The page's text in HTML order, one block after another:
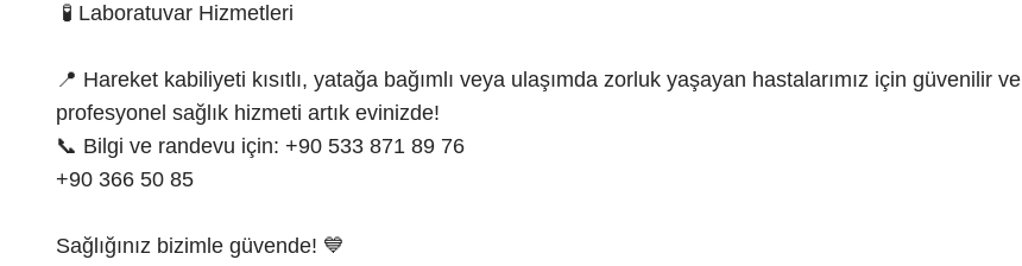
🧪 Laboratuvar Hizmetleri
📍 Hareket kabiliyeti kısıtlı, yatağa bağımlı veya ulaşımda zorluk yaşayan hastalarımız için güvenilir ve
profesyonel sağlık hizmeti artık evinizde!
📞 Bilgi ve randevu için: +90 533 871 89 76
+90 366 50 85
Sağlığınız bizimle güvende! 💙